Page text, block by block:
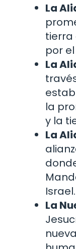
La
tierra
por
La
la
y la
La
Israel.
La